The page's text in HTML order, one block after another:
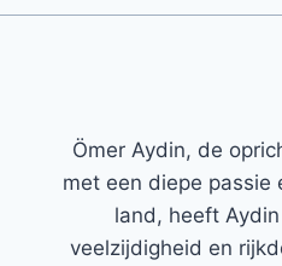
Ömer Aydin, de
met een diepe passie
land, heeft
veelzijdigheid en